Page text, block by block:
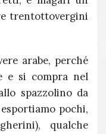
trentottovergini
arabe, perché
e si compra nel
spazzolino da
pochi,
qualche